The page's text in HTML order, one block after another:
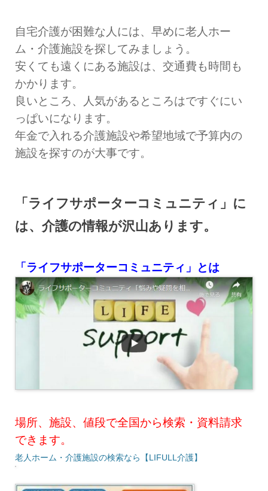
自宅介護が困難な人には、早めに老人ホー
ム・介護施設を探してみましょう。
安くても遠くにある施設は、交通費も時間も
かかります。
良いところ、人気があるところはですぐにい
っぱいになります。
年金で入れる介護施設や希望地域で予算内の
施設を探すのが大事です。
「ライフサポーターコミュニティ」に
は、介護の情報が沢山あります。
「ライフサポーターコミュニティ」とは
場所、施設、値段で全国から検索・資料請求
できます。
老人ホーム・介護施設の検索なら【LIFULL介護】